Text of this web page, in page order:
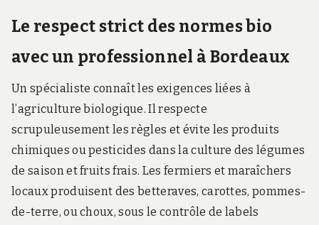
Le respect strict des normes bio
avec un professionnel à Bordeaux
Un spécialiste connaît les exigences liées à
l’agriculture biologique. Il respecte
scrupuleusement les règles et évite les produits
chimiques ou pesticides dans la culture des légumes
de saison et fruits frais. Les fermiers et maraîchers
locaux produisent des betteraves, carottes, pommes-
de-terre, ou choux, sous le contrôle de labels